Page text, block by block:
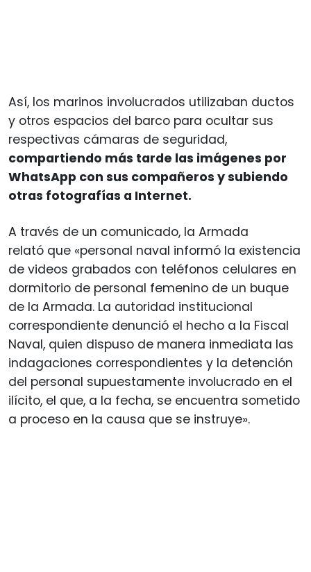
Así, los marinos involucrados utilizaban ductos
y otros espacios del barco para ocultar sus
respectivas cámaras de seguridad,
compartiendo más tarde las imágenes por
WhatsApp con sus compañeros y subiendo
otras fotografías a Internet.
A través de un comunicado, la Armada
relató que «personal naval informó la existencia
de videos grabados con teléfonos celulares en
dormitorio de personal femenino de un buque
de la Armada. La autoridad institucional
correspondiente denunció el hecho a la Fiscal
Naval, quien dispuso de manera inmediata las
indagaciones correspondientes y la detención
del personal supuestamente involucrado en el
ilícito, el que, a la fecha, se encuentra sometido
a proceso en la causa que se instruye».